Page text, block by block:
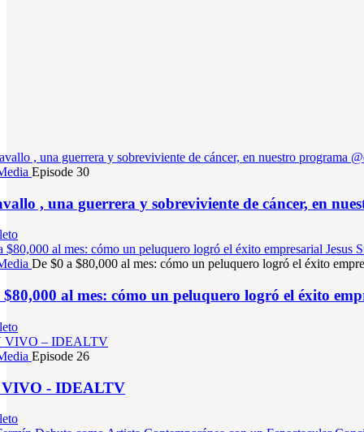
Episode 30
, una guerrera y sobreviviente de cáncer, en
De $0 a $80,000 al mes: cómo un peluquero logró el éxito
$80,000 al mes: cómo un peluquero logró el éxito
Episode 26
- IDEALTV